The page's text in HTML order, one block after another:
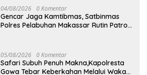
04/08/2026 0 Komentar
Gencar Jaga Kamtibmas, Satbinmas
Polres Pelabuhan Makassar Rutin Patroli
05/08/2026 0 Komentar
Safari Subuh Penuh Makna,Kapolresta
Gowa Tebar Keberkahan Melalui Wakaf